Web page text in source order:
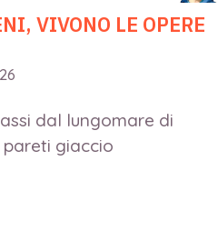
VIVONO LE OPERE
dal lungomare di
giaccio